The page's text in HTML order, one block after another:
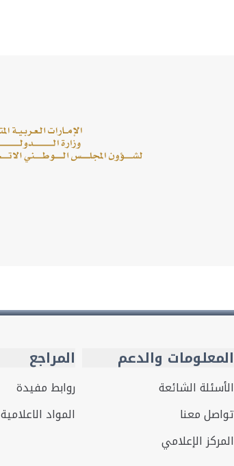
المعلومات والدعم
الأسئلة الشائعة
تواصل معنا
المركز الإعلامي
المراجع
روابط مفيدة
المواد الاعلامية